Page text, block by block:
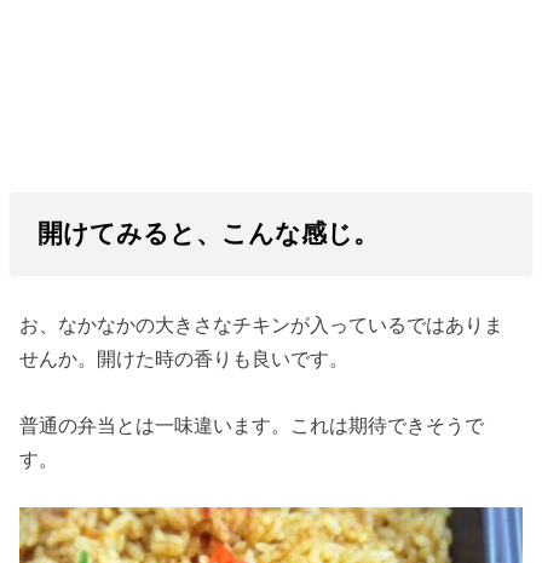
開けてみると、こんな感じ。
お、なかなかの大きさなチキンが入っているではありま
せんか。開けた時の香りも良いです。
普通の弁当とは一味違います。これは期待できそうで
す。